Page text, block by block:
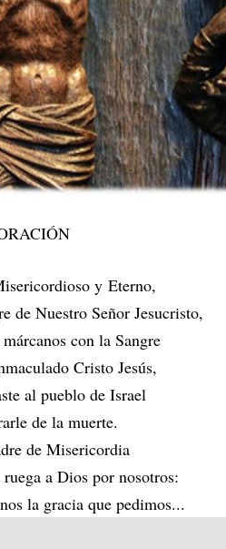
y Eterno,
de Nuestro Señor Jesucristo,
con la Sangre
Cristo Jesús,
al pueblo de Israel
de la muerte.
de Misericordia
a Dios por nosotros:
la gracia que pedimos...